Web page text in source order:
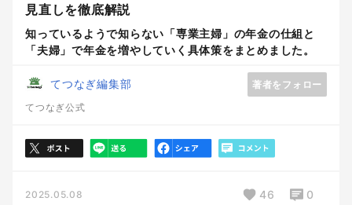
見直しを徹底解説
知っているようで知らない「専業主婦」の年金の仕組と
「夫婦」で年金を増やしていく具体策をまとめました。
てつなぎ編集部
著者をフォロー
てつなぎ公式
2025.05.08 46 0